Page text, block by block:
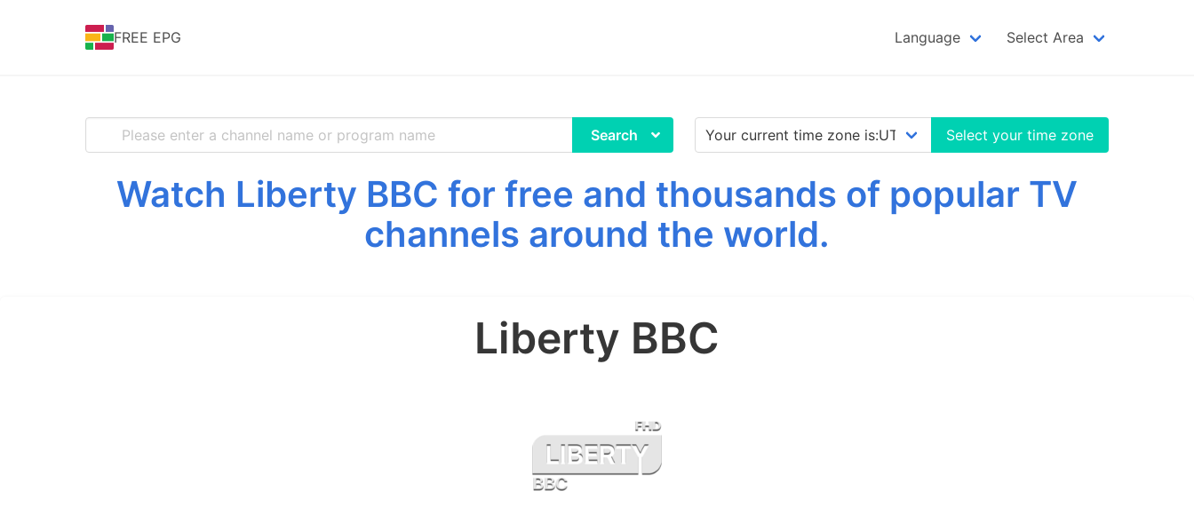
FREE EPG Language Select Area
Search Select your time zone
Watch Liberty BBC for free and thousands of popular TV
channels around the world.
Liberty BBC